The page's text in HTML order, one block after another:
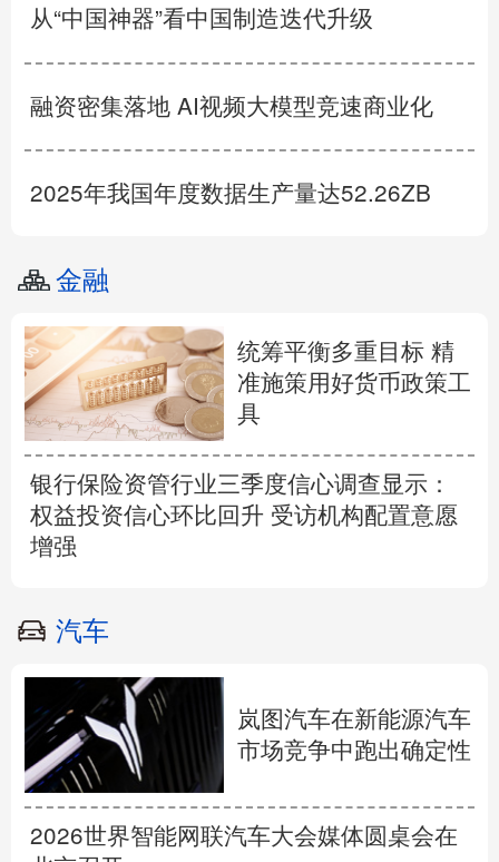
从“中国神器”看中国制造迭代升级
融资密集落地 AI视频大模型竞速商业化
2025年我国年度数据生产量达52.26ZB
金融
统筹平衡多重目标 精
准施策用好货币政策工
具
银行保险资管行业三季度信心调查显示：
权益投资信心环比回升 受访机构配置意愿
增强
汽车
岚图汽车在新能源汽车
市场竞争中跑出确定性
2026世界智能网联汽车大会媒体圆桌会在